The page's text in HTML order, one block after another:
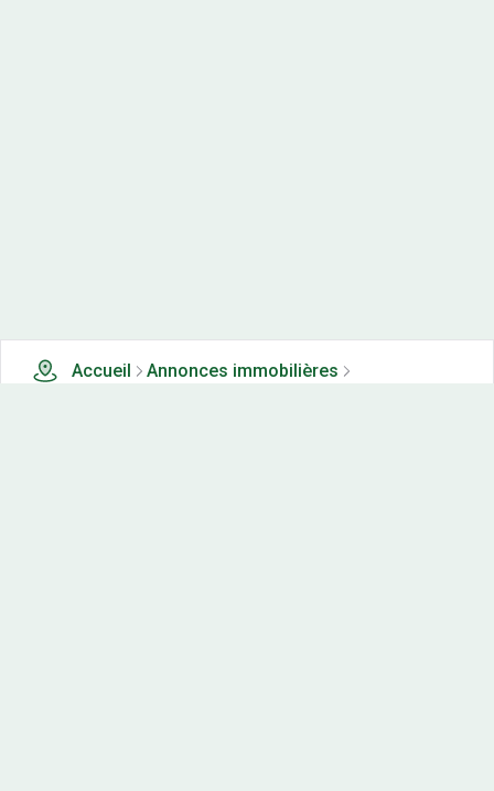
Accueil
Annonces immobilières